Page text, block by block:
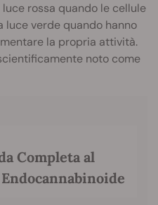
rossa quando le cellule
luce verde quando hanno
la propria attività.
noto come
Completa al